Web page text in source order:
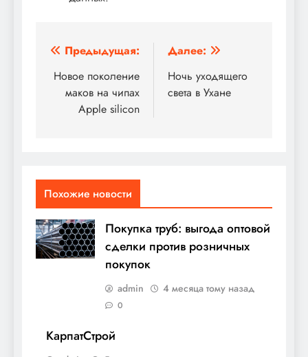
Навигация
по
записям
Предыдущая:
Новое поколение
маков на чипах
Apple silicon
Далее:
Ночь уходящего
света в Ухане
Похожие новости
Покупка труб: выгода оптовой
сделки против розничных
покупок
admin 4 месяца тому назад
0
КарпатСтрой